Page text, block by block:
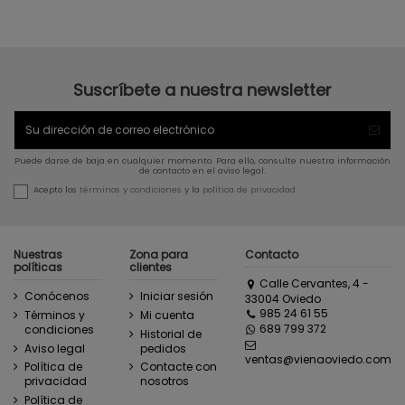
Suscríbete a nuestra newsletter
Puede darse de baja en cualquier momento. Para ello, consulte nuestra información
de contacto en el aviso legal.
Acepto los términos y condiciones y la política de privacidad
Nuestras
políticas
Conócenos
Términos y
condiciones
Aviso legal
Política de
privacidad
Política de
Zona para
clientes
Iniciar sesión
Mi cuenta
Historial de
pedidos
Contacte con
nosotros
Contacto
Calle Cervantes, 4 -
33004 Oviedo
985 24 61 55
689 799 372
ventas@vienaoviedo.com